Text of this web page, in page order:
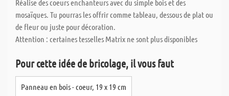
Réalise des coeurs enchanteurs avec du simple bois et des
mosaïques. Tu pourras les offrir comme tableau, dessous de plat ou
de fleur ou juste pour décoration.
Attention : certaines tesselles Matrix ne sont plus disponibles
Pour cette idée de bricolage, il vous faut
Panneau en bois - coeur, 19 x 19 cm